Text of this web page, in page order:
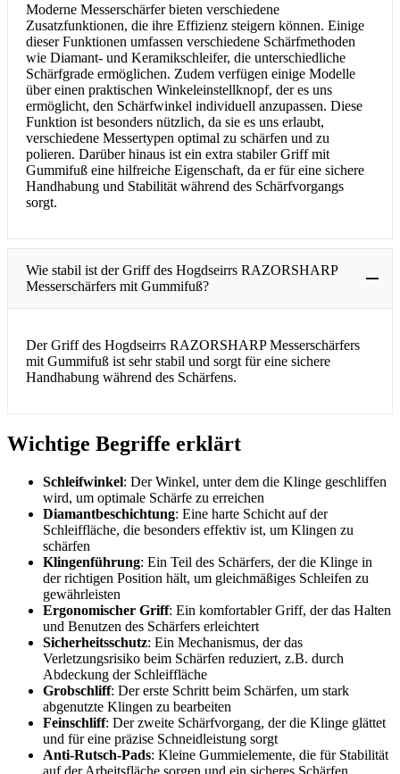
Moderne Messerschärfer bieten verschiedene
Zusatzfunktionen, die ihre Effizienz steigern können. Einige
dieser Funktionen umfassen verschiedene Schärfmethoden
wie Diamant- und Keramikschleifer, die unterschiedliche
Schärfgrade ermöglichen. Zudem verfügen einige Modelle
über einen praktischen Winkeleinstellknopf, der es uns
ermöglicht, den Schärfwinkel individuell anzupassen. Diese
Funktion ist besonders nützlich, da sie es uns erlaubt,
verschiedene Messertypen optimal zu schärfen und zu
polieren. Darüber hinaus ist ein extra stabiler Griff mit
Gummifuß eine hilfreiche Eigenschaft, da er für eine sichere
Handhabung und Stabilität während des Schärfvorgangs
sorgt.
Wie stabil ist der Griff des Hogdseirrs RAZORSHARP
Messerschärfers mit Gummifuß?
Der Griff des Hogdseirrs RAZORSHARP Messerschärfers
mit Gummifuß ist sehr stabil und sorgt für eine sichere
Handhabung während des Schärfens.
Wichtige Begriffe erklärt
Schleifwinkel: Der Winkel, unter dem die Klinge geschliffen
wird, um optimale Schärfe zu erreichen
Diamantbeschichtung: Eine harte Schicht auf der
Schleiffläche, die besonders effektiv ist, um Klingen zu
schärfen
Klingenführung: Ein Teil des Schärfers, der die Klinge in
der richtigen Position hält, um gleichmäßiges Schleifen zu
gewährleisten
Ergonomischer Griff: Ein komfortabler Griff, der das Halten
und Benutzen des Schärfers erleichtert
Sicherheitsschutz: Ein Mechanismus, der das
Verletzungsrisiko beim Schärfen reduziert, z.B. durch
Abdeckung der Schleiffläche
Grobschliff: Der erste Schritt beim Schärfen, um stark
abgenutzte Klingen zu bearbeiten
Feinschliff: Der zweite Schärfvorgang, der die Klinge glättet
und für eine präzise Schneidleistung sorgt
Anti-Rutsch-Pads: Kleine Gummielemente, die für Stabilität
auf der Arbeitsfläche sorgen und ein sicheres Schärfen